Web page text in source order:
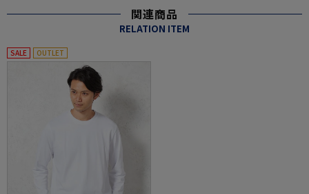
関連商品
RELATION ITEM
SALE OUTLET